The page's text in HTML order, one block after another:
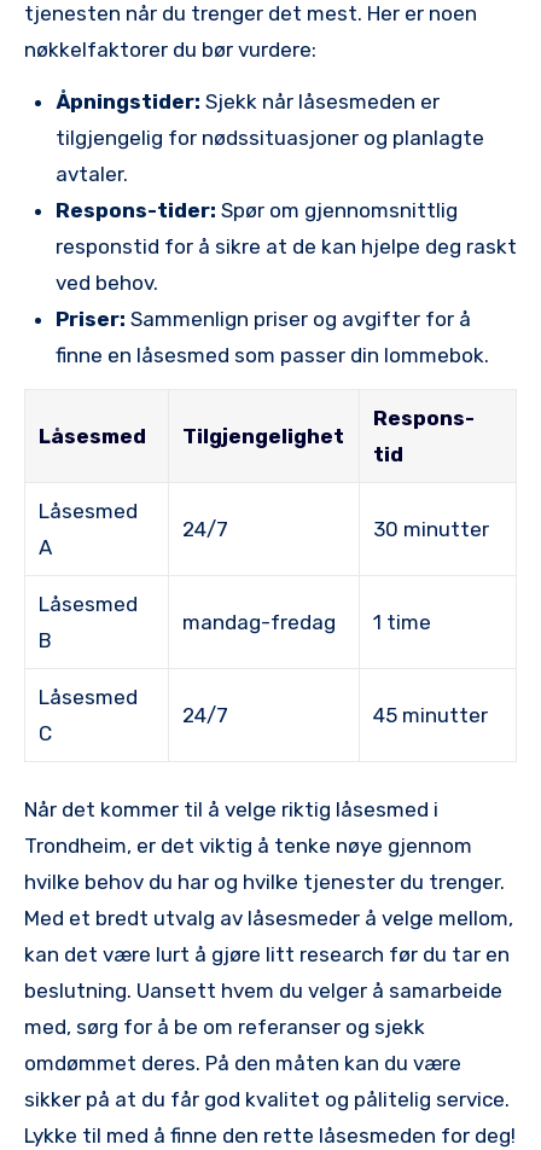
tjenesten når du trenger det mest. Her er noen
nøkkelfaktorer du bør vurdere:
Åpningstider: Sjekk⁢ når låsesmeden er
tilgjengelig for nødssituasjoner og planlagte
avtaler.
Respons-tider: Spør om gjennomsnittlig
responstid for å sikre at⁤ de kan⁢ hjelpe deg raskt
ved behov.
Priser: Sammenlign priser og avgifter for å
⁢finne en låsesmed som passer din lommebok.
Låsesmed Tilgjengelighet
Respons-
tid
Låsesmed
A
24/7 30⁣ minutter
Låsesmed
B
mandag-fredag 1 time
Låsesmed
⁢C
24/7 45 minutter
Når det kommer til⁤ å velge riktig låsesmed i
⁤Trondheim, er det viktig å tenke nøye ‌gjennom
hvilke behov du har og hvilke tjenester du trenger.
Med et bredt utvalg av låsesmeder å velge mellom,
kan det være ‍lurt å gjøre litt research før du tar en
beslutning. Uansett hvem du velger å samarbeide
med, sørg for å be om referanser og sjekk
omdømmet⁤ deres. På den måten kan du være
sikker på at du får⁢ god kvalitet og pålitelig service.
Lykke til ⁣med å finne​ den rette låsesmeden for deg!